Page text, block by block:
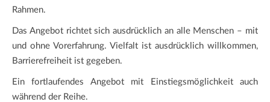
Rahmen.
Das Angebot richtet sich ausdrücklich an alle Menschen – mit
und ohne Vorerfahrung. Vielfalt ist ausdrücklich willkommen,
Barrierefreiheit ist gegeben.
Ein fortlaufendes Angebot mit Einstiegsmöglichkeit auch
während der Reihe.